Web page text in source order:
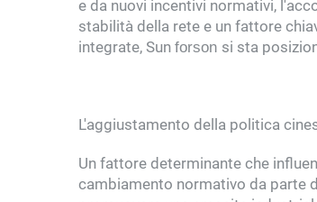
e da nuovi incentivi normativi,
stabilità della rete e un fattore
integrate, Sun forson si sta
L'aggiustamento della politica
Un fattore determinante che
cambiamento normativo da parte